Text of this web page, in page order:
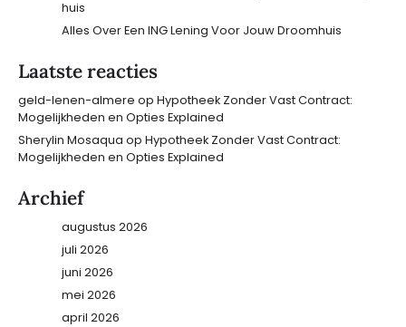
huis
Alles Over Een ING Lening Voor Jouw Droomhuis
Laatste reacties
geld-lenen-almere op Hypotheek Zonder Vast Contract:
Mogelijkheden en Opties Explained
Sherylin Mosaqua op Hypotheek Zonder Vast Contract:
Mogelijkheden en Opties Explained
Archief
augustus 2026
juli 2026
juni 2026
mei 2026
april 2026